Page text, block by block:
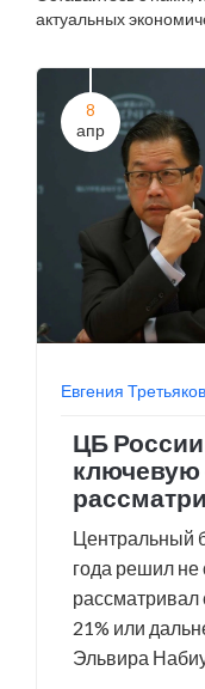
актуальных
8
апр
Евгения
ЦБ
ключевую
Центральный
года решил не
рассматривал
21% или
Эльвира